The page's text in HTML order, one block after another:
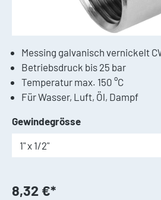
Messing galvanisch vernickelt
Betriebsdruck bis 25 bar
Temperatur max. 150 °C
Für Wasser, Luft, Öl, Dampf
8,32 €*
Gewindegrösseauswählen